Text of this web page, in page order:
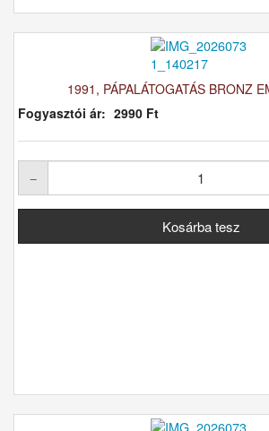
1991, PÁPALÁTOGATÁS BRONZ
Fogyasztói ár: 2990 Ft